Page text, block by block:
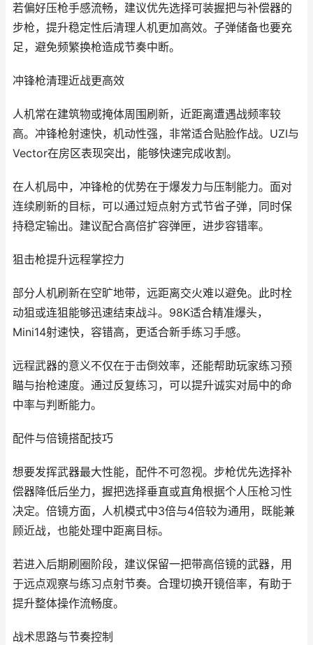
若偏好压枪手感流畅，建议优先选择可装握把与补偿器的
步枪，提升稳定性后清理人机更加高效。子弹储备也要充
足，避免频繁换枪造成节奏中断。
冲锋枪清理近战更高效
人机常在建筑物或掩体周围刷新，近距离遭遇战频率较
高。冲锋枪射速快，机动性强，非常适合贴脸作战。UZI与
Vector在房区表现突出，能够快速完成收割。
在人机局中，冲锋枪的优势在于爆发力与压制能力。面对
连续刷新的目标，可以通过短点射方式节省子弹，同时保
持稳定输出。建议配合高倍扩容弹匣，进步容错率。
狙击枪提升远程掌控力
部分人机刷新在空旷地带，远距离交火难以避免。此时栓
动狙或连狙能够迅速结束战斗。98K适合精准爆头，
Mini14射速快，容错高，更适合新手练习手感。
远程武器的意义不仅在于击倒效率，还能帮助玩家练习预
瞄与抬枪速度。通过反复练习，可以提升诚实对局中的命
中率与判断能力。
配件与倍镜搭配技巧
想要发挥武器最大性能，配件不可忽视。步枪优先选择补
偿器降低后坐力，握把选择垂直或直角根据个人压枪习性
决定。倍镜方面，人机模式中3倍与4倍较为通用，既能兼
顾近战，也能处理中距离目标。
若进入后期刷圈阶段，建议保留一把带高倍镜的武器，用
于远点观察与练习点射节奏。合理切换开镜倍率，有助于
提升整体操作流畅度。
战术思路与节奏控制